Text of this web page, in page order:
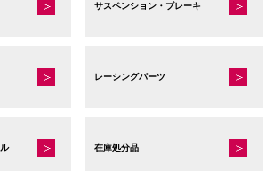
サスペンション・ブレーキ
レーシングパーツ
在庫処分品